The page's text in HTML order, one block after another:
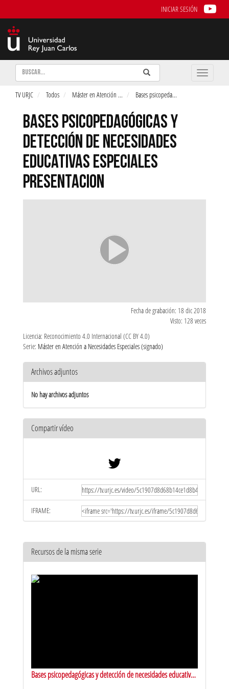
INICIAR SESIÓN
Buscar Enviar
Buscar
Toggle
TV URJC Todos Máster en Atención ... Bases psicopeda...
BASES PSICOPEDAGÓGICAS Y
DETECCIÓN DE NECESIDADES
EDUCATIVAS ESPECIALES
PRESENTACION
Fecha de grabación: 18 dic 2018
Visto: 128 veces
Licencia: Reconocimiento 4.0 Internacional (CC BY 4.0)
Serie: Máster en Atención a Necesidades Especiales (signado)
Archivos adjuntos
No hay archivos adjuntos
Compartir vídeo
URL:
IFRAME:
Recursos de la misma serie
Bases psicopedagógicas y detección de necesidades educativas